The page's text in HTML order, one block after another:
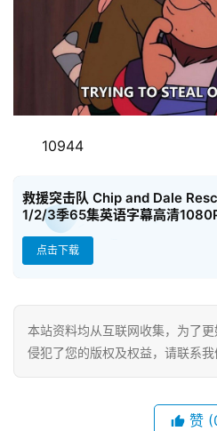
10944
救援突击队 Chip and Dale
1/2/3季65集英语字幕高清
点击下载
本站资料均从互联网收集，为了
侵犯了您的版权及权益，请联系我
赞